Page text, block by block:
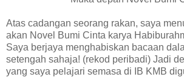
Atas cadangan seorang rakan, saya
akan Novel Bumi Cinta karya
Saya berjaya menghabiskan bacaan
setengah sahaja! (rekod peribadi) Jadi
yang saya pelajari semasa di IB KMB